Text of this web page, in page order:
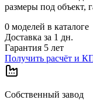
размеры под объект,
0 моделей в каталоге
Доставка за 1 дн.
Гарантия 5 лет
Получить расчёт и
Собственный завод